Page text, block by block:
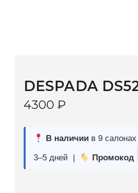
3–5 дней | Промокод